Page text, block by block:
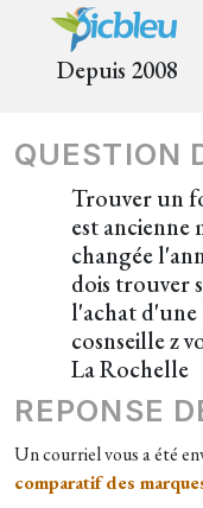
Depuis 2008
QUESTION
Trouver un
est ancienne
changée
dois trouver
l'achat d'une
cosnseille z
La Rochelle
REPONSE
Un courriel vous a été
comparatif des